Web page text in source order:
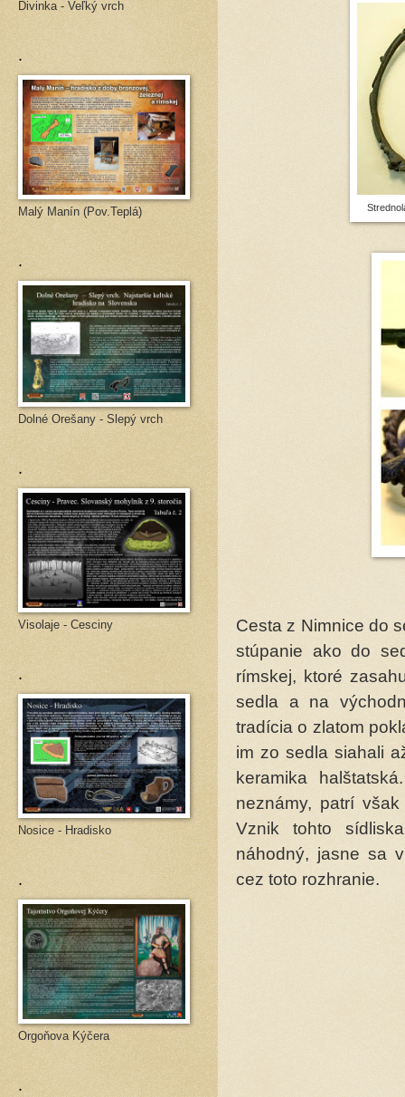
Cesta z Nimnice do
stúpanie ako do
rímskej, ktoré
sedla a na
tradícia o zlatom
im zo sedla siahali
keramika
neznámy, patrí
Vznik tohto
náhodný, jasne sa
cez toto rozhranie.
Divinka - Veľký vrch
.
Malý Manín (Pov.Teplá)
.
Dolné Orešany - Slepý vrch
.
Visolaje - Cesciny
.
Nosice - Hradisko
.
Orgoňova Kýčera
.